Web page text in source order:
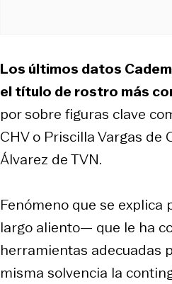
Los últimos datos
el título de rostro más
por sobre figuras clave
CHV o Priscilla Vargas de
Álvarez de TVN.
Fenómeno que se
largo aliento— que le ha
herramientas adecuadas
misma solvencia la